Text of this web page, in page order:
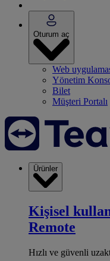
Oturum aç
Web
Yönetim
Bilet
Müşteri Portalı
Ürünler
Kişisel
Remote
Hızlı ve güvenli